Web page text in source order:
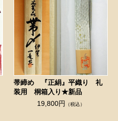
帯締め 『正絹』平織り 礼
装用 桐箱入り★新品
19,800円 （税込）